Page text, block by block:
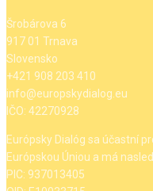
Šrobárova 6
917 01 Trnava
Slovensko
+421 908 203 410
info@europskydialog.eu
IČO: 42270928
Európsky Dialóg sa účastní
Európskou Úniou a má
PIC: 937013405